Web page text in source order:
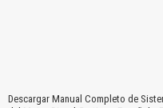
Descargar Manual Completo de